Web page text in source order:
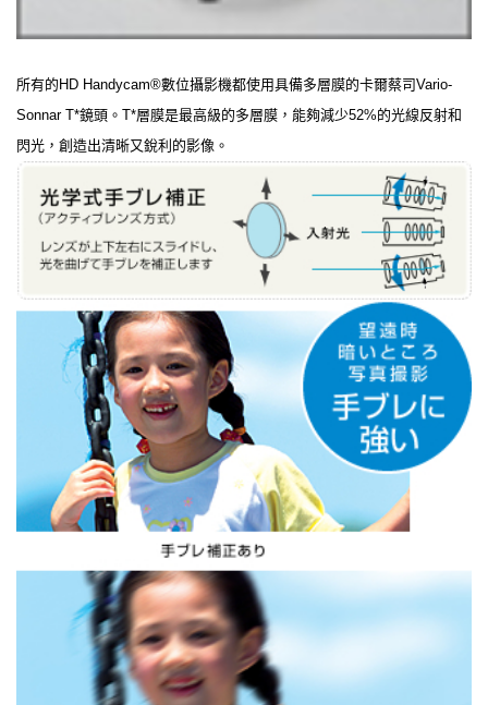
所有的HD Handycam®數位攝影機都使用具備多層膜的卡爾蔡司Vario-
Sonnar T*鏡頭。T*層膜是最高級的多層膜，能夠減少52%的光線反射和
閃光，創造出清晰又銳利的影像。